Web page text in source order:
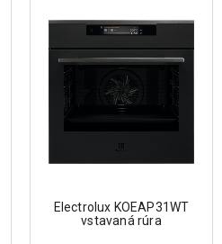
Electrolux KOEAP31WT
vstavaná rúra